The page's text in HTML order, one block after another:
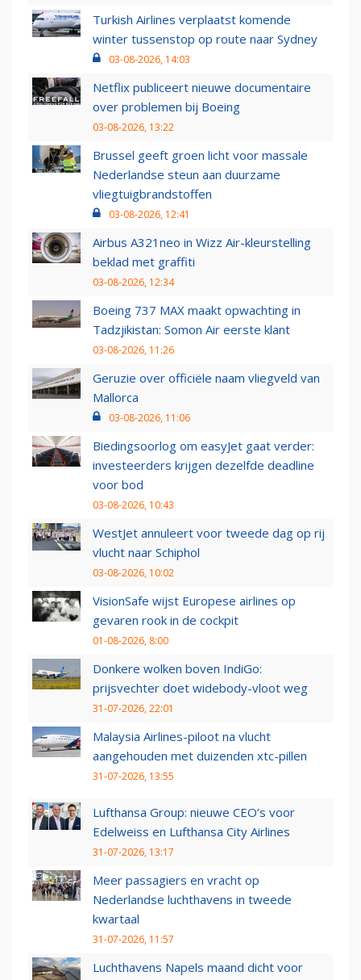
Turkish Airlines verplaatst komende
winter tussenstop op route naar Sydney
03-08-2026, 14:03
Netflix publiceert nieuwe documentaire
over problemen bij Boeing
03-08-2026, 13:22
Brussel geeft groen licht voor massale
Nederlandse steun aan duurzame
vliegtuigbrandstoffen
03-08-2026, 12:41
Airbus A321neo in Wizz Air-kleurstelling
beklad met graffiti
03-08-2026, 12:34
Boeing 737 MAX maakt opwachting in
Tadzjikistan: Somon Air eerste klant
03-08-2026, 11:26
Geruzie over officiële naam vliegveld van
Mallorca
03-08-2026, 11:06
Biedingsoorlog om easyJet gaat verder:
investeerders krijgen dezelfde deadline
voor bod
03-08-2026, 10:43
WestJet annuleert voor tweede dag op rij
vlucht naar Schiphol
03-08-2026, 10:02
VisionSafe wijst Europese airlines op
gevaren rook in de cockpit
01-08-2026, 8:00
Donkere wolken boven IndiGo:
prijsvechter doet widebody-vloot weg
31-07-2026, 22:01
Malaysia Airlines-piloot na vlucht
aangehouden met duizenden xtc-pillen
31-07-2026, 13:55
Lufthansa Group: nieuwe CEO’s voor
Edelweiss en Lufthansa City Airlines
31-07-2026, 13:17
Meer passagiers en vracht op
Nederlandse luchthavens in tweede
kwartaal
31-07-2026, 11:57
Luchthavens Napels maand dicht voor